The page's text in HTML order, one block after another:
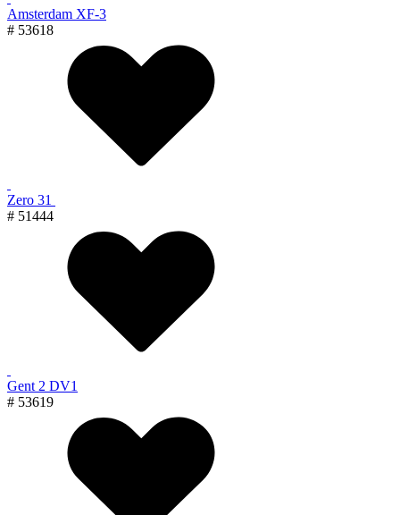
Amsterdam XF-3
# 53618
Zero 31
# 51444
Gent 2 DV1
# 53619